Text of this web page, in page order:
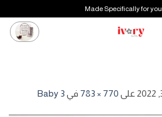
Made Specifically for you
على 770 × 783 في Baby 3